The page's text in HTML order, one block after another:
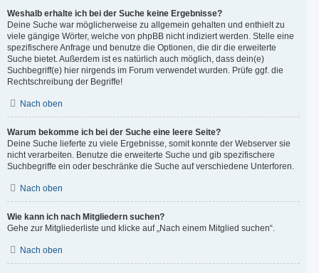
Weshalb erhalte ich bei der Suche keine Ergebnisse?
Deine Suche war möglicherweise zu allgemein gehalten und enthielt zu
viele gängige Wörter, welche von phpBB nicht indiziert werden. Stelle eine
spezifischere Anfrage und benutze die Optionen, die dir die erweiterte
Suche bietet. Außerdem ist es natürlich auch möglich, dass dein(e)
Suchbegriff(e) hier nirgends im Forum verwendet wurden. Prüfe ggf. die
Rechtschreibung der Begriffe!
Nach oben
Warum bekomme ich bei der Suche eine leere Seite?
Deine Suche lieferte zu viele Ergebnisse, somit konnte der Webserver sie
nicht verarbeiten. Benutze die erweiterte Suche und gib spezifischere
Suchbegriffe ein oder beschränke die Suche auf verschiedene Unterforen.
Nach oben
Wie kann ich nach Mitgliedern suchen?
Gehe zur Mitgliederliste und klicke auf „Nach einem Mitglied suchen“.
Nach oben